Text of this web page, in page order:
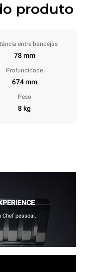
produto
entre bandejas
78 mm
Profundidade
674 mm
Peso
8 kg
Chef pessoal.